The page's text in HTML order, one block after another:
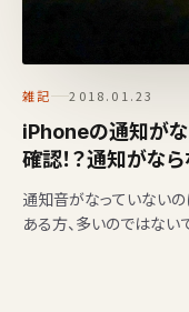
雑記 2018.01.23
iPhoneの通知がな
確認！？通知がな
通知音がなっていないのに、
ある方、多いのではない